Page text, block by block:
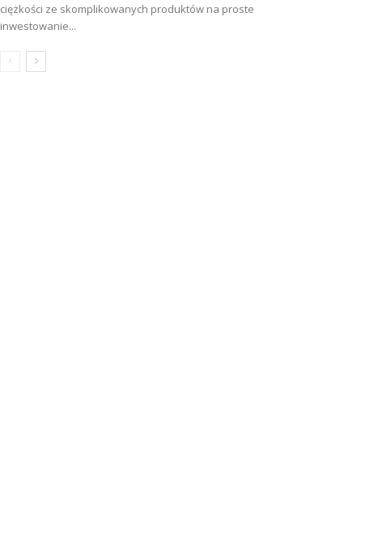
ciężkości ze skomplikowanych produktów na proste
inwestowanie...